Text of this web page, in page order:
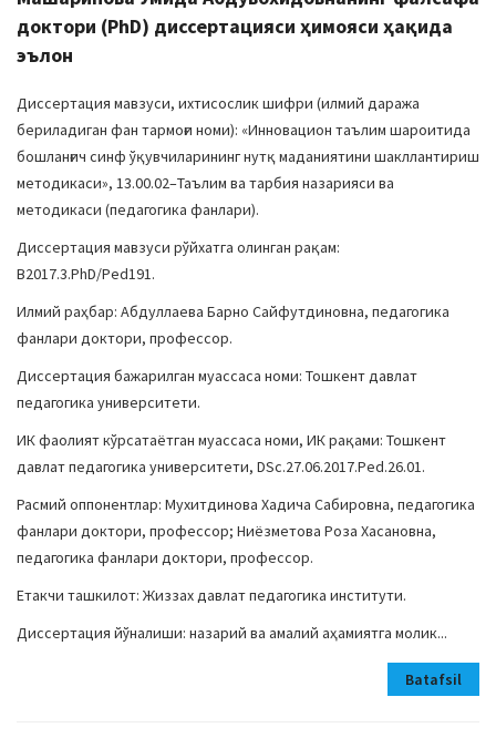
доктори (PhD) диссертацияси ҳимояси ҳақида
эълон
Диссертация мавзуси, ихтисослик шифри (илмий даража
бериладиган фан тармоғи номи): «Инновацион таълим шароитида
бошланғич синф ўқувчиларининг нутқ маданиятини шакллантириш
методикаси», 13.00.02–Таълим ва тарбия назарияси ва
методикаси (педагогика фанлари).
Диссертация мавзуси рўйхатга олинган рақам:
B2017.3.PhD/Ped191.
Илмий раҳбар: Абдуллаева Барно Сайфутдиновна, педагогика
фанлари доктори, профессор.
Диссертация бажарилган муассаса номи: Тошкент давлат
педагогика университети.
ИК фаолият кўрсатаётган муассаса номи, ИК рақами: Тошкент
давлат педагогика университети, DSc.27.06.2017.Ped.26.01.
Расмий оппонентлар: Мухитдинова Хадича Сабировна, педагогика
фанлари доктори, профессор; Ниёзметова Роза Хасановна,
педагогика фанлари доктори, профессор.
Етакчи ташкилот: Жиззах давлат педагогика институти.
Диссертация йўналиши: назарий ва амалий аҳамиятга молик...
Batafsil